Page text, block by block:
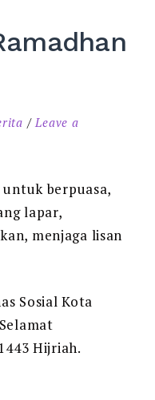
Leave a
berpuasa,
lapar,
menjaga lisan
Sosial Kota
Hijriah.